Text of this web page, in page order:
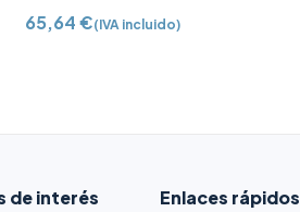
inclinación AJ-
65,64€(IVA incluido)
de interés Enlaces rápidos